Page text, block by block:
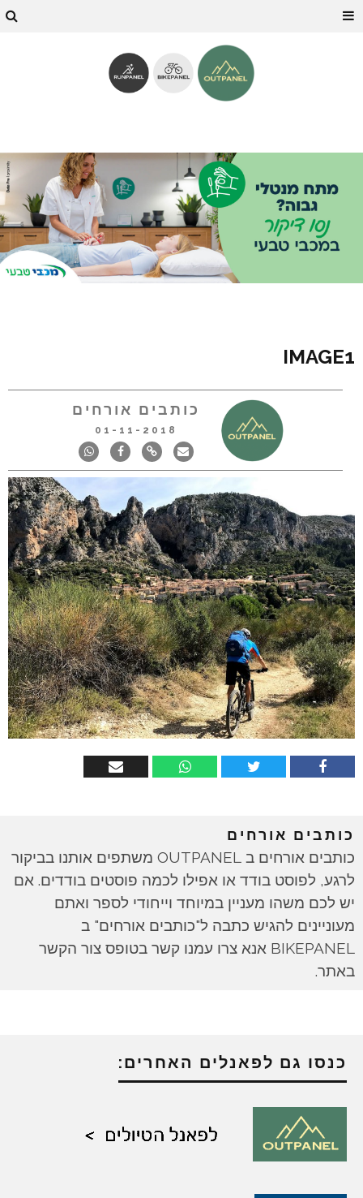
IMAGE1
כותבים אורחים
01-11-2018
כותבים אורחים
כותבים אורחים ב OUTPANEL משתפים אותנו בביקור
לרגע, לפוסט בודד או אפילו לכמה פוסטים בודדים. אם
יש לכם משהו מעניין במיוחד וייחודי לספר ואתם
מעוניינים להגיש כתבה ל"כותבים אורחים" ב
BIKEPANEL אנא צרו עמנו קשר בטופס צור הקשר
באתר.
כנסו גם לפאנלים האחרים: